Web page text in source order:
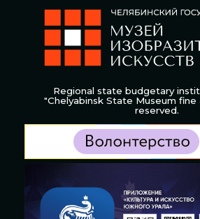
Regional state budgetary
"Chelyabinsk State Museum fine
reserved.